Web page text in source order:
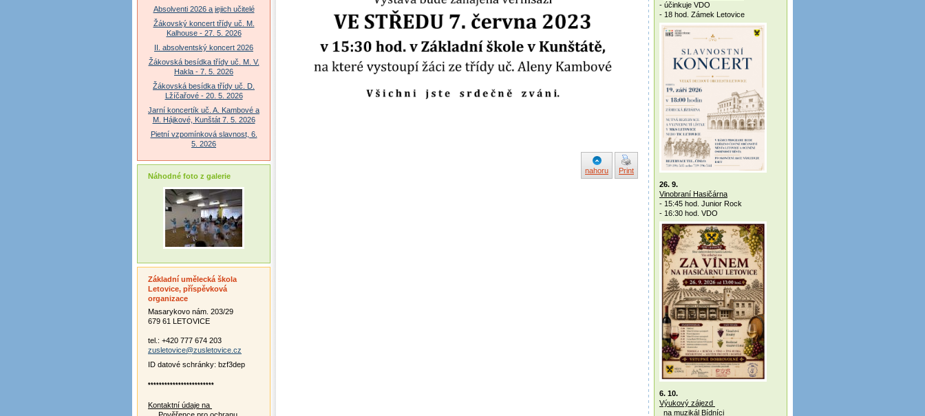
nahoru Print
- účinkuje VDO
- 18 hod. Zámek Letovice
26. 9.
Vinobraní Hasičárna
- 15:45 hod. Junior Rock
- 16:30 hod. VDO
6. 10.
Výukový zájezd
na muzikál Bídníci
Absolventi 2026 a jejich učitelé
Žákovský koncert třídy uč. M.
Kalhouse - 27. 5. 2026
II. absolventský koncert 2026
Žákovská besídka třídy uč. M. V.
Hakla - 7. 5. 2026
Žákovská besídka třídy uč. D.
Lžíčařové - 20. 5. 2026
Jarní koncertík uč. A. Kambové a
M. Hájkové, Kunštát 7. 5. 2026
Pietní vzpomínková slavnost, 6.
5. 2026
Náhodné foto z galerie
Základní umělecká škola
Letovice, příspěvková
organizace
Masarykovo nám. 203/29
679 61 LETOVICE
tel.: +420 777 674 203
zusletovice@zusletovice.cz
ID datové schránky: bzf3dep
************************
Kontaktní údaje na